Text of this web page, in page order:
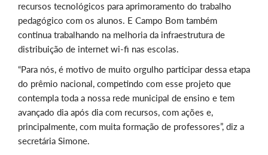
recursos tecnológicos para aprimoramento do trabalho
pedagógico com os alunos. E Campo Bom também
continua trabalhando na melhoria da infraestrutura de
distribuição de internet wi-fi nas escolas.
“Para nós, é motivo de muito orgulho participar dessa etapa
do prêmio nacional, competindo com esse projeto que
contempla toda a nossa rede municipal de ensino e tem
avançado dia após dia com recursos, com ações e,
principalmente, com muita formação de professores”, diz a
secretária Simone.